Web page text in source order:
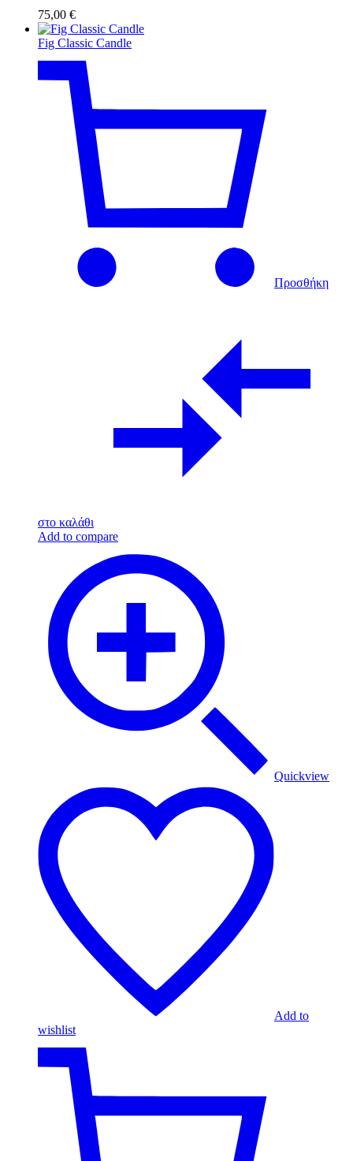
75,00 €
Fig Classic Candle
Προσθήκη
στο καλάθι
Add to compare
Quickview
Add to
wishlist